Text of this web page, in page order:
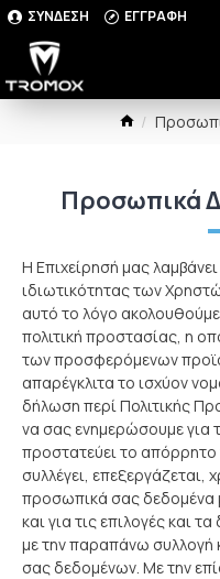
ΣΥΝΔΕΣΗ ΕΓΓΡΑΦΗ
Προσωπικά
Η Επιχείρησή μας
ιδιωτικότητας των
αυτό το λόγο
πολιτική προστασίας, η
των προσφερόμενων
απαρέγκλιτα το ισχύον
δήλωση περί Πολιτικής
να σας ενημερώσουμε για
προστατεύει το απόρρητο
συλλέγει, επεξεργάζεται,
προσωπικά σας δεδομένα
και για τις επιλογές και
με την παραπάνω
σας δεδομένων. Με την